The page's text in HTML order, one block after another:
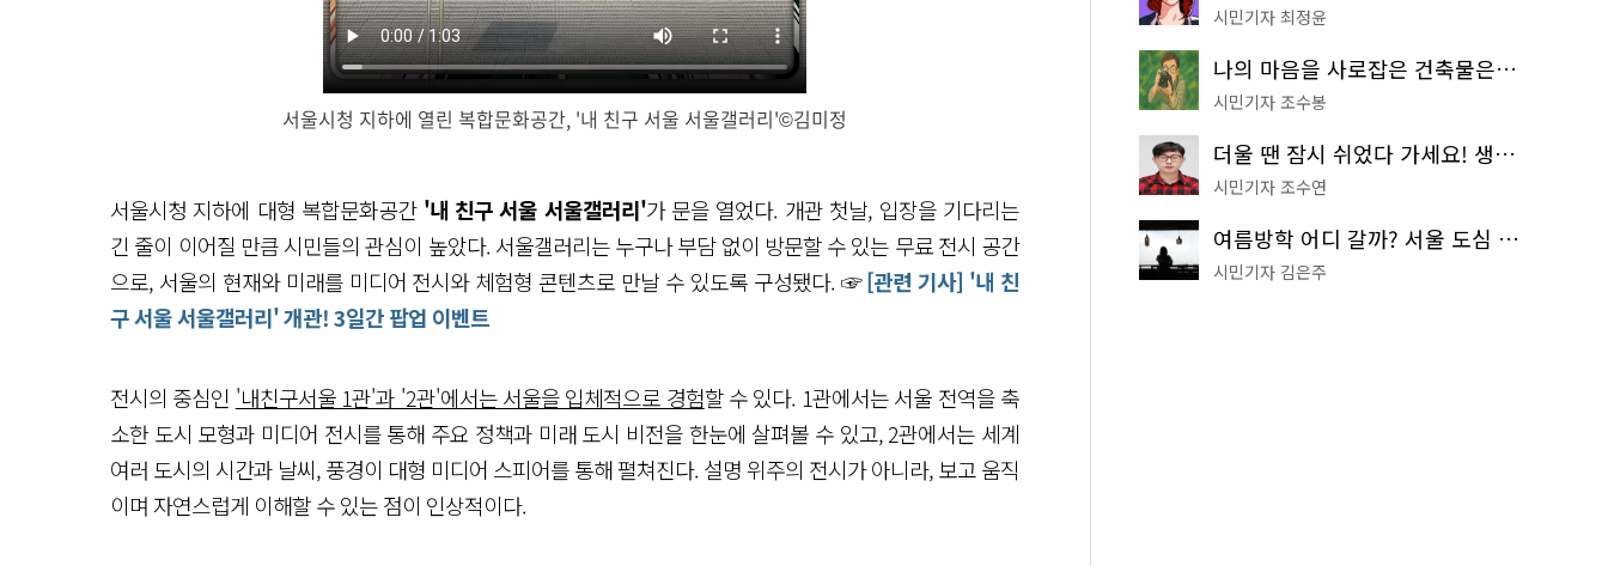
서울시청 지하에 열린 복합문화공간, '내 친구 서울 서울갤러리'©김미정
시
청 지
하
에
대
형 복
합
문
간
이
문
을 열
었
습
니
서울시청 지하에 대형 복합문화공간 '내 친구 서울 서울갤러리'가 문을 열었다. 개관 첫날, 입장을 기다리는
긴 줄이 이어질 만큼 시민들의 관심이 높았다. 서울갤러리는 누구나 부담 없이 방문할 수 있는 무료 전시 공간
으로, 서울의 현재와 미래를 미디어 전시와 체험형 콘텐츠로 만날 수 있도록 구성됐다. ☞[관련 기사] '내 친
구 서울 서울갤러리' 개관! 3일간 팝업 이벤트
전시의 중심인 '내친구서울 1관'과 '2관'에서는 서울을 입체적으로 경험할 수 있다. 1관에서는 서울 전역을 축
소한 도시 모형과 미디어 전시를 통해 주요 정책과 미래 도시 비전을 한눈에 살펴볼 수 있고, 2관에서는 세계
여러 도시의 시간과 날씨, 풍경이 대형 미디어 스피어를 통해 펼쳐진다. 설명 위주의 전시가 아니라, 보고 움직
이며 자연스럽게 이해할 수 있는 점이 인상적이다.
시민기자 최정윤
나의 마음을 사로잡은 건축물은? '서울시 건축상' 수상작 공개!
시민기자 조수봉
더울 땐 잠시 쉬었다 가세요! 생수 냉장고부터 해피소·무더위쉼터까지
시민기자 조수연
여름방학 어디 갈까? 서울 도심 무료 실내 여행 코스 추천
시민기자 김은주